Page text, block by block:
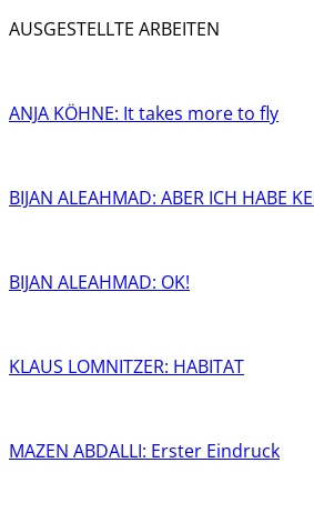
AUSGESTELLTE ARBEITEN
ANJA KÖHNE: It takes more to fly
BIJAN ALEAHMAD: ABER ICH HABE
BIJAN ALEAHMAD: OK!
KLAUS LOMNITZER: HABITAT
MAZEN ABDALLI: Erster Eindruck